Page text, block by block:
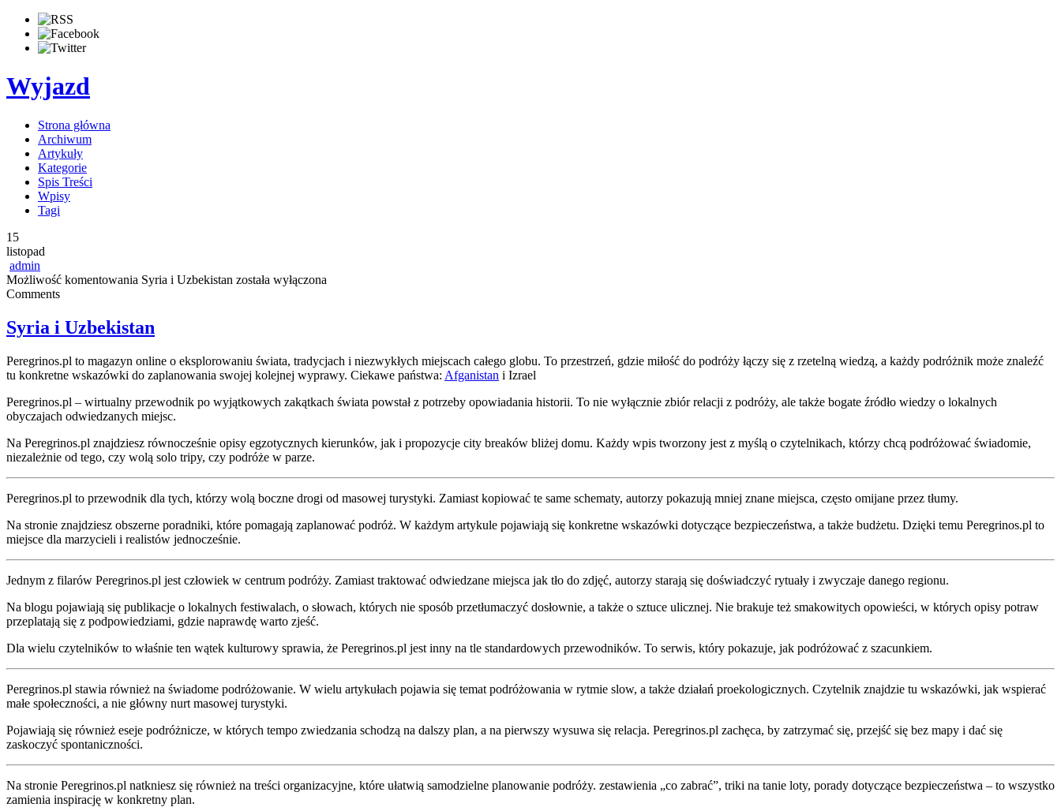
Wyjazd
Strona główna
Archiwum
Artykuły
Kategorie
Spis Treści
Wpisy
Tagi
15
listopad
admin
Możliwość komentowania Syria i Uzbekistan została wyłączona
Comments
Syria i Uzbekistan
Peregrinos.pl to magazyn online o eksplorowaniu świata, tradycjach i niezwykłych miejscach całego globu. To przestrzeń, gdzie miłość do podróży łączy się z rzetelną wiedzą, a każdy podróżnik może znaleźć
tu konkretne wskazówki do zaplanowania swojej kolejnej wyprawy. Ciekawe państwa: Afganistan i Izrael
Peregrinos.pl – wirtualny przewodnik po wyjątkowych zakątkach świata powstał z potrzeby opowiadania historii. To nie wyłącznie zbiór relacji z podróży, ale także bogate źródło wiedzy o lokalnych
obyczajach odwiedzanych miejsc.
Na Peregrinos.pl znajdziesz równocześnie opisy egzotycznych kierunków, jak i propozycje city breaków bliżej domu. Każdy wpis tworzony jest z myślą o czytelnikach, którzy chcą podróżować świadomie,
niezależnie od tego, czy wolą solo tripy, czy podróże w parze.
Peregrinos.pl to przewodnik dla tych, którzy wolą boczne drogi od masowej turystyki. Zamiast kopiować te same schematy, autorzy pokazują mniej znane miejsca, często omijane przez tłumy.
Na stronie znajdziesz obszerne poradniki, które pomagają zaplanować podróż. W każdym artykule pojawiają się konkretne wskazówki dotyczące bezpieczeństwa, a także budżetu. Dzięki temu Peregrinos.pl to
miejsce dla marzycieli i realistów jednocześnie.
Jednym z filarów Peregrinos.pl jest człowiek w centrum podróży. Zamiast traktować odwiedzane miejsca jak tło do zdjęć, autorzy starają się doświadczyć rytuały i zwyczaje danego regionu.
Na blogu pojawiają się publikacje o lokalnych festiwalach, o słowach, których nie sposób przetłumaczyć dosłownie, a także o sztuce ulicznej. Nie brakuje też smakowitych opowieści, w których opisy potraw
przeplatają się z podpowiedziami, gdzie naprawdę warto zjeść.
Dla wielu czytelników to właśnie ten wątek kulturowy sprawia, że Peregrinos.pl jest inny na tle standardowych przewodników. To serwis, który pokazuje, jak podróżować z szacunkiem.
Peregrinos.pl stawia również na świadome podróżowanie. W wielu artykułach pojawia się temat podróżowania w rytmie slow, a także działań proekologicznych. Czytelnik znajdzie tu wskazówki, jak wspierać
małe społeczności, a nie główny nurt masowej turystyki.
Pojawiają się również eseje podróżnicze, w których tempo zwiedzania schodzą na dalszy plan, a na pierwszy wysuwa się relacja. Peregrinos.pl zachęca, by zatrzymać się, przejść się bez mapy i dać się
zaskoczyć spontaniczności.
Na stronie Peregrinos.pl natkniesz się również na treści organizacyjne, które ułatwią samodzielne planowanie podróży. zestawienia „co zabrać”, triki na tanie loty, porady dotyczące bezpieczeństwa – to wszystko
zamienia inspirację w konkretny plan.